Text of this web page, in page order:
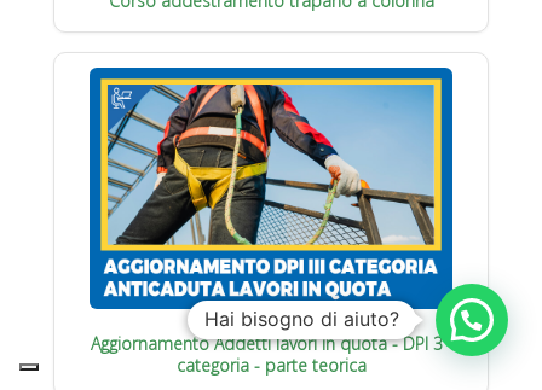
Aggiornamento Addetti lavori in quota - DPI 3°
categoria - parte teorica
Hai bisogno di aiuto?